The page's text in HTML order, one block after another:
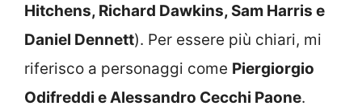
Hitchens, Richard Dawkins, Sam Harris e
Daniel Dennett). Per essere più chiari, mi
riferisco a personaggi come Piergiorgio
Odifreddi e Alessandro Cecchi Paone.